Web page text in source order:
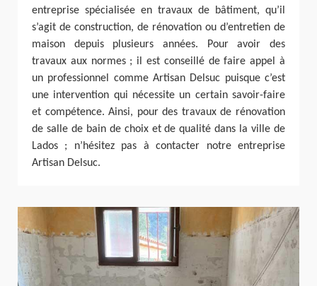
entreprise spécialisée en travaux de bâtiment, qu’il
s’agit de construction, de rénovation ou d’entretien de
maison depuis plusieurs années. Pour avoir des
travaux aux normes ; il est conseillé de faire appel à
un professionnel comme Artisan Delsuc puisque c’est
une intervention qui nécessite un certain savoir-faire
et compétence. Ainsi, pour des travaux de rénovation
de salle de bain de choix et de qualité dans la ville de
Lados ; n’hésitez pas à contacter notre entreprise
Artisan Delsuc.